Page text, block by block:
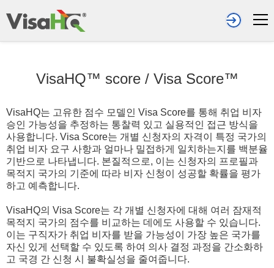
VisaHQ™ score/ Visa Score™
VisaHQ는 고유한 점수 모델인 Visa Score를 통해 취업 비자
승인 가능성을 추정하는 통찰력 있고 실용적인 접근 방식을
사용합니다. Visa Score는 개별 신청자의 자격이 특정 국가의
취업 비자 요구 사항과 얼마나 밀접하게 일치하는지를 백분율
기반으로 나타냅니다. 본질적으로, 이는 신청자의 프로필과
목적지 국가의 기준에 따라 비자 신청이 성공할 확률을 평가
하고 예측합니다.
VisaHQ의 Visa Score는 각 개별 신청자에 대해 여러 잠재적
목적지 국가의 점수를 비교하는 데에도 사용할 수 있습니다.
이는 구직자가 취업 비자를 받을 가능성이 가장 높은 국가를
자신 있게 선택할 수 있도록 하여 의사 결정 과정을 간소화하
고 국경 간 신청 시 불확실성을 줄여줍니다.